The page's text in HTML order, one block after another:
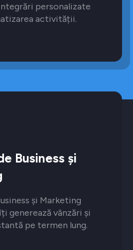
personalizate
activității.
Business și
și Marketing
generează vânzări și
pe termen lung.